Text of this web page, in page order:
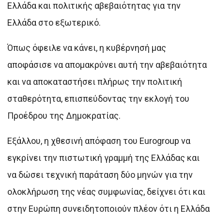
Ελλάδα και πολιτικής αβεβαιότητας για την
Ελλάδα στο εξωτερικό.
Όπως όφειλε να κάνει, η κυβέρνησή μας
αποφάσισε να απομακρύνει αυτή την αβεβαιότητα
και να αποκαταστήσει πλήρως την πολιτική
σταθερότητα, επισπεύδοντας την εκλογή του
Προέδρου της Δημοκρατίας.
Εξάλλου, η χθεσινή απόφαση του Eurogroup να
εγκρίνει την πιστωτική γραμμή της Ελλάδας και
να δώσει τεχνική παράταση δύο μηνών για την
ολοκλήρωση της νέας συμφωνίας, δείχνει ότι και
στην Ευρώπη συνειδητοποιούν πλέον ότι η Ελλάδα